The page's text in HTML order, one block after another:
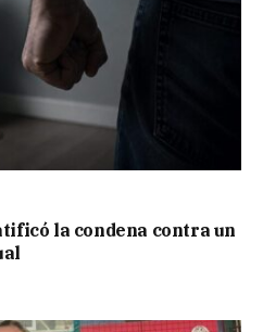
la condena contra un